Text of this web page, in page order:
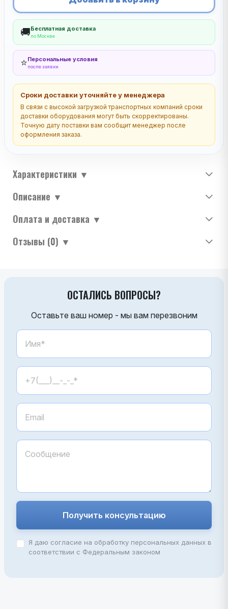
🚚Бесплатная доставка
по Москве
⭐Персональные условия
после заявки
Сроки доставки уточняйте у менеджера
В связи с высокой загрузкой транспортных компаний сроки
доставки оборудования могут быть скорректированы.
Точную дату поставки вам сообщит менеджер после
оформления заказа.
Характеристики ▼
Описание ▼
Оплата и доставка ▼
Отзывы (0) ▼
ОСТАЛИСЬ ВОПРОСЫ?
Оставьте ваш номер - мы вам перезвоним
Получить консультацию
Я даю согласие на обработку персональных данных в
соответствии с Федеральным законом